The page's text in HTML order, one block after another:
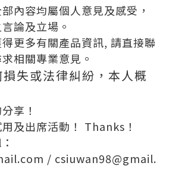
內容均屬個人意見及感受，
論及立場。
更多有關產品資訊, 請直接聯
相關專業意見。
失或法律糾紛，本人概
享！
及出席活動！ Thanks！
/ csiuwan98@gmail.